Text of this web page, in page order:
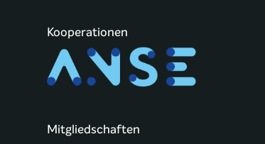
Kooperationen
Mitgliedschaften